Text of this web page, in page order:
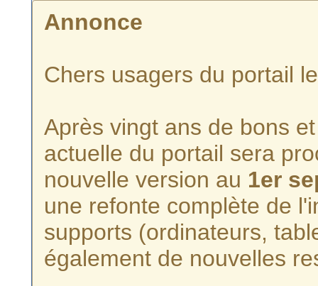
Annonce
Chers usagers du portail
Après vingt ans de bons
actuelle du portail sera
nouvelle version au 1er
une refonte complète de
supports (ordinateurs,
également de nouvelles